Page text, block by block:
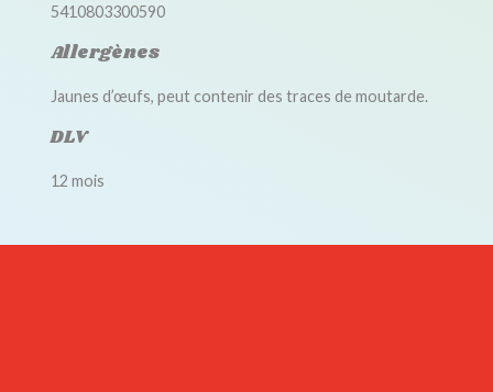
5410803300590
Allergènes
Jaunes d’œufs, peut contenir des traces de moutarde.
DLV
12 mois